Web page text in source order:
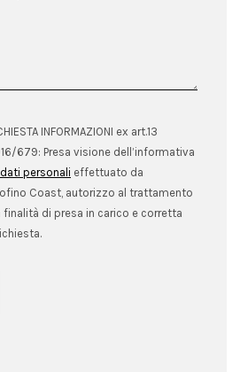
INFORMAZIONI ex art.13
679: Presa visione dell’informativa
personali effettuato da
Coast, autorizzo al trattamento
di presa in carico e corretta